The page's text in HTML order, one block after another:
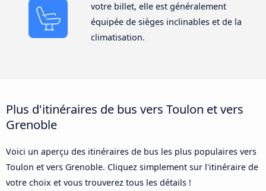
votre billet, elle est généralement
équipée de sièges inclinables et de la
climatisation.
Plus d'itinéraires de bus vers Toulon et vers
Grenoble
Voici un aperçu des itinéraires de bus les plus populaires vers
Toulon et vers Grenoble. Cliquez simplement sur l'itinéraire de
votre choix et vous trouverez tous les détails !